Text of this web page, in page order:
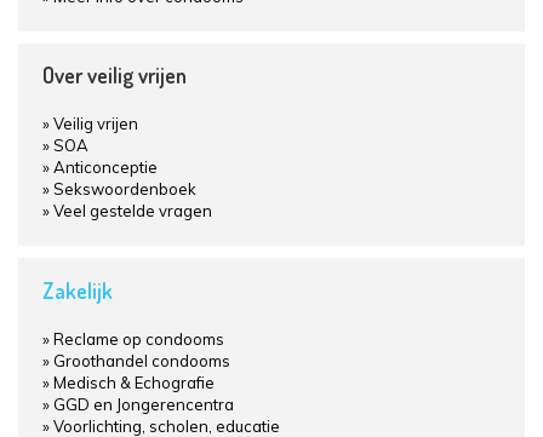
Over veilig vrijen
Veilig vrijen
SOA
Anticonceptie
Sekswoordenboek
Veel gestelde vragen
Zakelijk
Reclame op condooms
Groothandel condooms
Medisch & Echografie
GGD en Jongerencentra
Voorlichting, scholen, educatie